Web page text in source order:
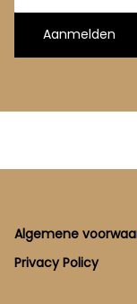
Aanmelden
Footer
Algemene
Privacy Policy